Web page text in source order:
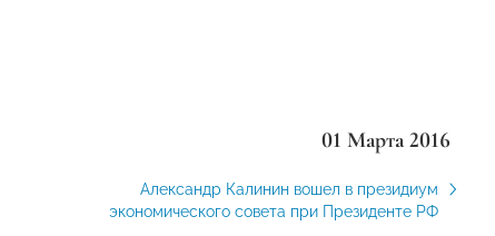
01 Марта 2016
Александр Калинин вошел в президиум
экономического совета при Президенте РФ